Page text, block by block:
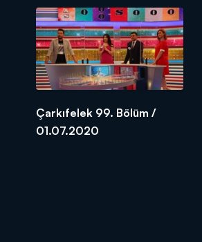
Çarkıfelek 99. Bölüm /
01.07.2020